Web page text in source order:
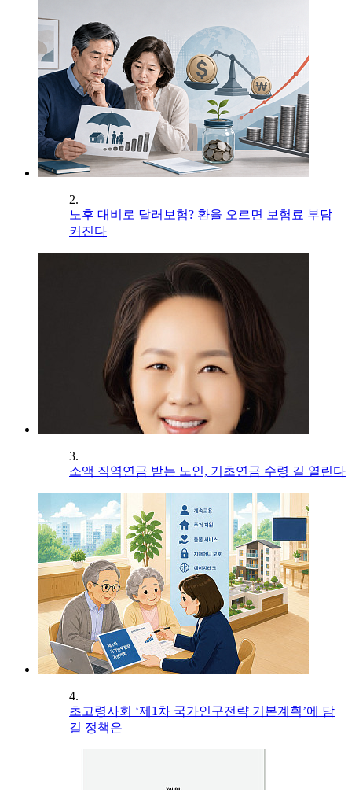
2.
노후 대비로 달러보험? 환율 오르면 보험료 부담
커진다
3.
소액 직역연금 받는 노인, 기초연금 수령 길 열린다
4.
초고령사회 ‘제1차 국가인구전략 기본계획’에 담
길 정책은